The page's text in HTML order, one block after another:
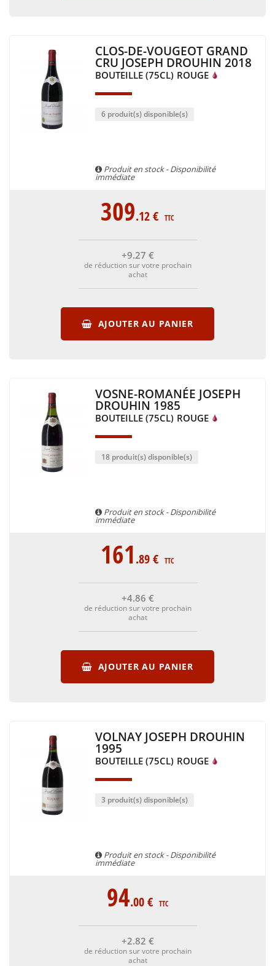
CLOS-DE-VOUGEOT GRAND
CRU JOSEPH DROUHIN 2018
BOUTEILLE (75CL) ROUGE
6 produit(s) disponible(s)
Produit en stock - Disponibilité
immédiate
309.12€ TTC
+9.27 €
de réduction sur votre prochain
achat
AJOUTER AU PANIER
VOSNE-ROMANÉE JOSEPH
DROUHIN 1985
BOUTEILLE (75CL) ROUGE
18 produit(s) disponible(s)
Produit en stock - Disponibilité
immédiate
161.89€ TTC
+4.86 €
de réduction sur votre prochain
achat
AJOUTER AU PANIER
VOLNAY JOSEPH DROUHIN
1995
BOUTEILLE (75CL) ROUGE
3 produit(s) disponible(s)
Produit en stock - Disponibilité
immédiate
94.00€ TTC
+2.82 €
de réduction sur votre prochain
achat